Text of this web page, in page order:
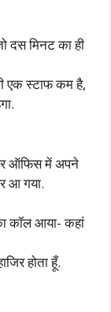
दस मिनट का ही
एक स्टाफ कम है,
ऑफिस में अपने
आ गया.
कॉल आया- कहां
होता हूँ.